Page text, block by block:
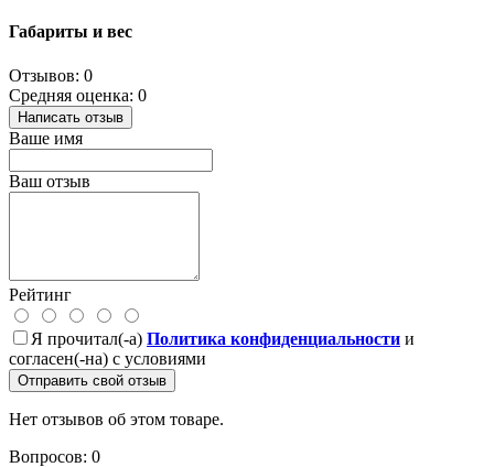
Габариты и вес
Отзывов: 0
Средняя оценка: 0
Написать отзыв
Ваше имя
Ваш отзыв
Рейтинг
Я прочитал(-а) Политика конфиденциальности и
согласен(-на) с условиями
Отправить свой отзыв
Нет отзывов об этом товаре.
Вопросов: 0